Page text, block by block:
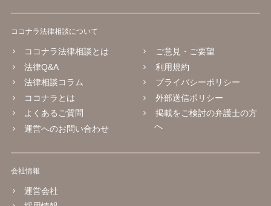
ココナラ法律相談について
ココナラ法律相談とは
法律Q&A
法律相談コラム
ココナラとは
よくあるご質問
運営へのお問い合わせ
ご意見・ご要望
利用規約
プライバシーポリシー
外部送信ポリシー
掲載をご検討の弁護士の方
へ
会社情報
運営会社